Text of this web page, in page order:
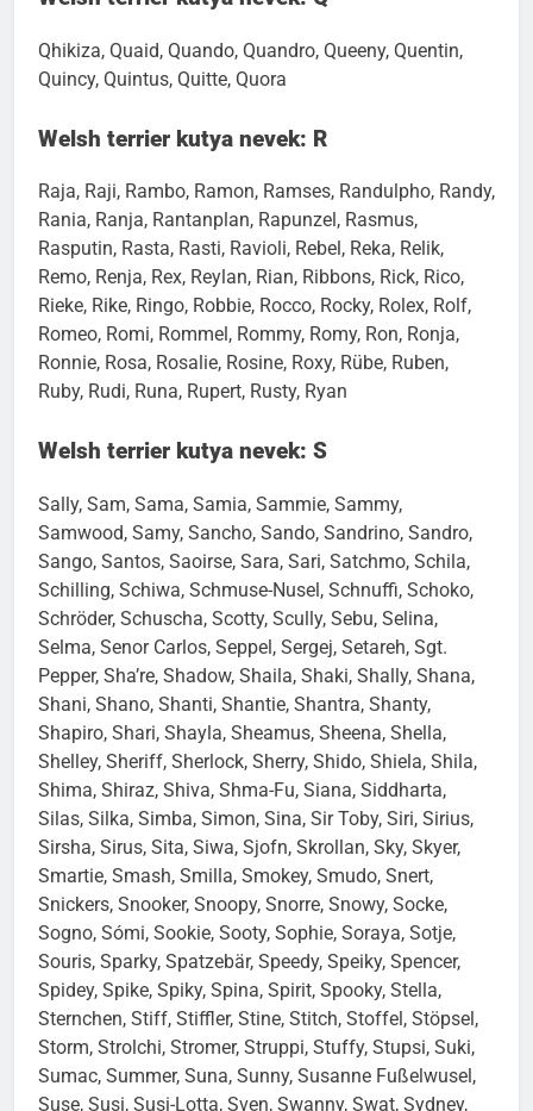
Qhikiza, Quaid, Quando, Quandro, Queeny, Quentin,
Raja, Raji, Rambo, Ramon, Ramses, Randulpho, Randy,
Rania, Ranja, Rantanplan, Rapunzel, Rasmus,
Rasputin, Rasta, Rasti, Ravioli, Rebel, Reka, Relik,
Remo, Renja, Rex, Reylan, Rian, Ribbons, Rick, Rico,
Rieke, Rike, Ringo, Robbie, Rocco, Rocky, Rolex, Rolf,
Romeo, Romi, Rommel, Rommy, Romy, Ron, Ronja,
Ronnie, Rosa, Rosalie, Rosine, Roxy, Rübe, Ruben,
Sally, Sam, Sama, Samia, Sammie, Sammy,
Samwood, Samy, Sancho, Sando, Sandrino, Sandro,
Sango, Santos, Saoirse, Sara, Sari, Satchmo, Schila,
Schilling, Schiwa, Schmuse-Nusel, Schnuffi, Schoko,
Schröder, Schuscha, Scotty, Scully, Sebu, Selina,
Selma, Senor Carlos, Seppel, Sergej, Setareh, Sgt.
Pepper, Sha’re, Shadow, Shaila, Shaki, Shally, Shana,
Shani, Shano, Shanti, Shantie, Shantra, Shanty,
Shapiro, Shari, Shayla, Sheamus, Sheena, Shella,
Shelley, Sheriff, Sherlock, Sherry, Shido, Shiela, Shila,
Shima, Shiraz, Shiva, Shma-Fu, Siana, Siddharta,
Silas, Silka, Simba, Simon, Sina, Sir Toby, Siri, Sirius,
Sirsha, Sirus, Sita, Siwa, Sjofn, Skrollan, Sky, Skyer,
Smartie, Smash, Smilla, Smokey, Smudo, Snert,
Snickers, Snooker, Snoopy, Snorre, Snowy, Socke,
Sogno, Sómi, Sookie, Sooty, Sophie, Soraya, Sotje,
Souris, Sparky, Spatzebär, Speedy, Speiky, Spencer,
Spidey, Spike, Spiky, Spina, Spirit, Spooky, Stella,
Sternchen, Stiff, Stiffler, Stine, Stitch, Stoffel, Stöpsel,
Storm, Strolchi, Stromer, Struppi, Stuffy, Stupsi, Suki,
Sumac, Summer, Suna, Sunny, Susanne Fußelwusel,